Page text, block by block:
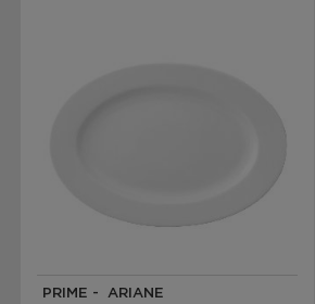
PRIME - ARIANE